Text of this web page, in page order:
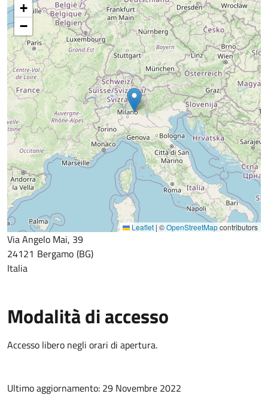
+
−
Leaflet | ©OpenStreetMapcontributors
Via Angelo Mai, 39
24121 Bergamo BG
Italia
Modalità di accesso
Accesso libero negli orari di apertura.
Ultimo aggiornamento: 29 Novembre 2022